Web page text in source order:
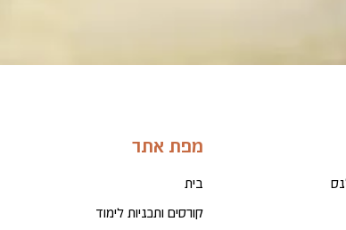
מפת אתר
בית
קורסים ותכניות לימוד